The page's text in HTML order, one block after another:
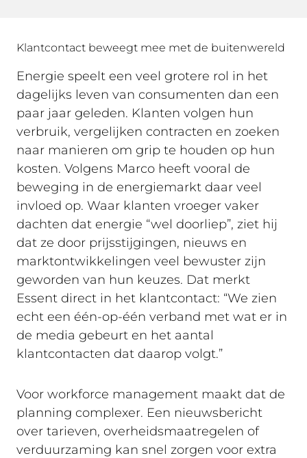
Klantcontact beweegt mee met de buitenwereld
Energie speelt een veel grotere rol in het
dagelijks leven van consumenten dan een
paar jaar geleden. Klanten volgen hun
verbruik, vergelijken contracten en zoeken
naar manieren om grip te houden op hun
kosten. Volgens Marco heeft vooral de
beweging in de energiemarkt daar veel
invloed op. Waar klanten vroeger vaker
dachten dat energie “wel doorliep”, ziet hij
dat ze door prijsstijgingen, nieuws en
marktontwikkelingen veel bewuster zijn
geworden van hun keuzes. Dat merkt
Essent direct in het klantcontact: “We zien
echt een één-op-één verband met wat er in
de media gebeurt en het aantal
klantcontacten dat daarop volgt.”
Voor workforce management maakt dat de
planning complexer. Een nieuwsbericht
over tarieven, overheidsmaatregelen of
verduurzaming kan snel zorgen voor extra